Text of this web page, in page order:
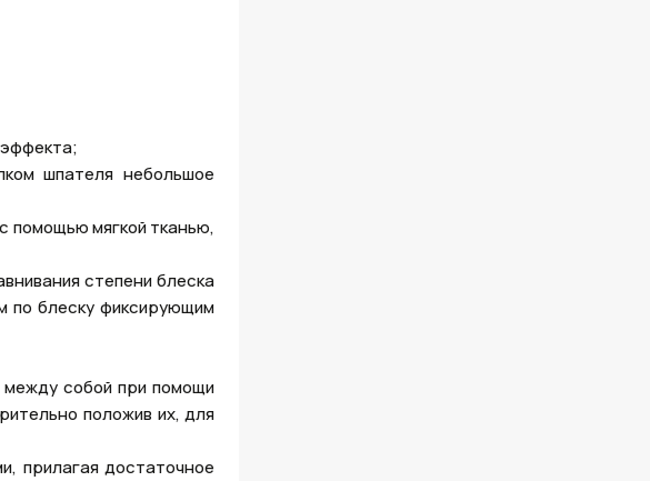
шпателя небольшое
помощью мягкой тканью,
степени блеска
по блеску фиксирующим
между собой при помощи
положив их, для
прилагая достаточное